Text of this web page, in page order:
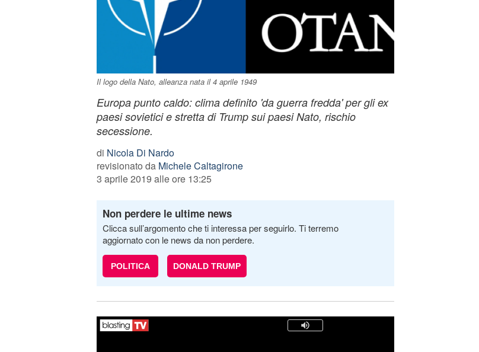
Il logo della Nato, alleanza nata il 4 aprile 1949
Europa punto caldo: clima definito 'da guerra fredda' per gli ex
paesi sovietici e stretta di Trump sui paesi Nato, rischio
secessione.
di Nicola Di Nardo
revisionato da Michele Caltagirone
3 aprile 2019 alle ore 13:25
Non perdere le ultime news
Clicca sull’argomento che ti interessa per seguirlo. Ti terremo
aggiornato con le news da non perdere.
POLITICA DONALD TRUMP